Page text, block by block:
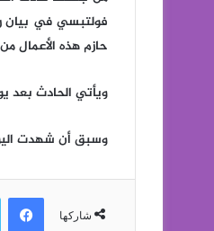
فولتبسي في بيان
حازم هذه الأعمال
ويأتي الحادث بعد
وسبق أن شهدت
شاركها